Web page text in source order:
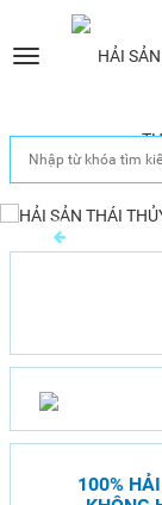
Toggle
100%